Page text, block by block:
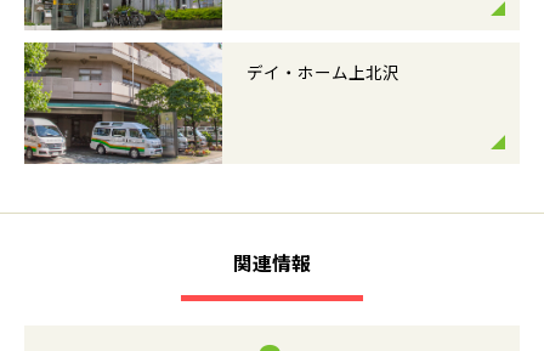
デイ・ホーム上北沢
関連情報